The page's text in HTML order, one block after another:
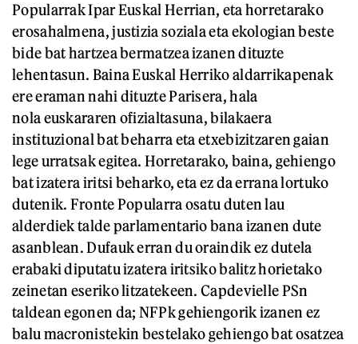
Popularrak Ipar Euskal Herrian, eta horretarako
erosahalmena, justizia soziala eta ekologian beste
bide bat hartzea bermatzea izanen dituzte
lehentasun. Baina Euskal Herriko aldarrikapenak
ere eraman nahi dituzte Parisera, hala
nola euskararen ofizialtasuna, bilakaera
instituzional bat beharra eta etxebizitzaren gaian
lege urratsak egitea. Horretarako, baina, gehiengo
bat izatera iritsi beharko, eta ez da errana lortuko
dutenik. Fronte Popularra osatu duten lau
alderdiek talde parlamentario bana izanen dute
asanblean. Dufauk erran du oraindik ez dutela
erabaki diputatu izatera iritsiko balitz horietako
zeinetan eseriko litzatekeen. Capdevielle PSn
taldean egonen da; NFPk gehiengorik izanen ez
balu macronistekin bestelako gehiengo bat osatzea